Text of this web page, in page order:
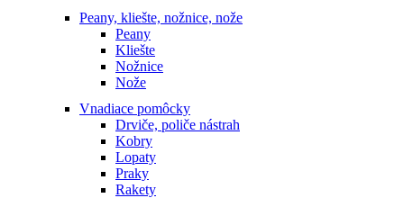
Peany, kliešte, nožnice, nože
Peany
Kliešte
Nožnice
Nože
Vnadiace pomôcky
Drviče, poliče nástrah
Kobry
Lopaty
Praky
Rakety